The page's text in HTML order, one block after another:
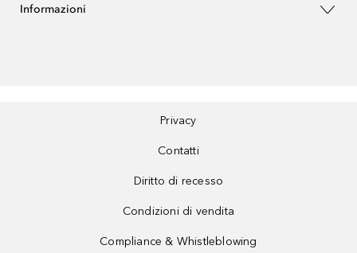
Informazioni
Privacy
Contatti
Diritto di recesso
Condizioni di vendita
Compliance & Whistleblowing